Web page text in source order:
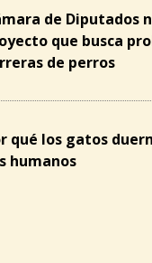
de Diputados
que busca
de perros
qué los gatos
humanos